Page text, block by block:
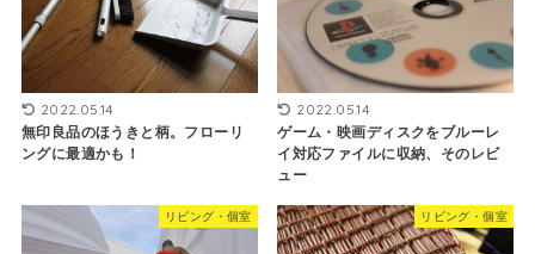
2022.05.14
無印良品のほうきと柄。フローリ
ングに最適かも！
2022.05.14
ゲーム・映画ディスクをブルーレ
イ対応ファイルに収納、そのレビ
ュー
リビング・個室 リビング・個室